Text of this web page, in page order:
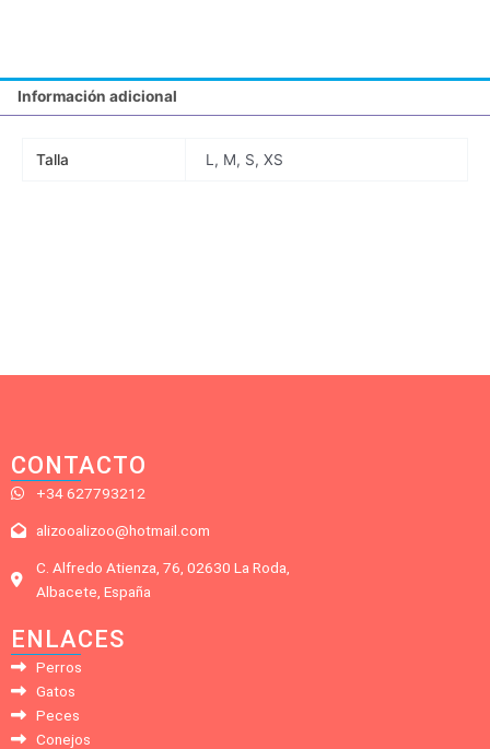
Información adicional
Talla L, M, S, XS
CONTACTO
+34 627793212
alizooalizoo@hotmail.com
C. Alfredo Atienza, 76, 02630 La Roda,
Albacete, España
ENLACES
Perros
Gatos
Peces
Conejos